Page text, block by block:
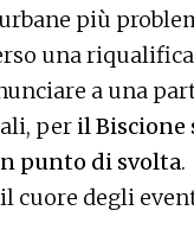
più
una
a una
per il
punto di svolta.
cuore degli